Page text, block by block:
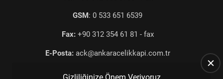
GSM: 0 533 651 6539
Fax:+90 312 354 61 81 - fax
E-Posta:ack@ankaracelikkapi.com.tr